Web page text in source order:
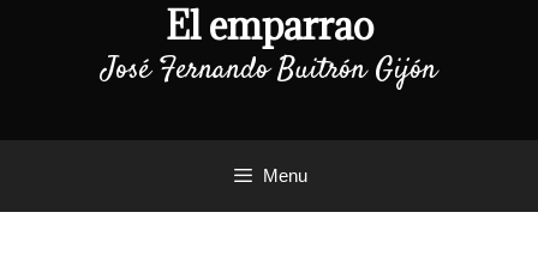
El emparrao
José Fernando Buitrón Gijón
Menu